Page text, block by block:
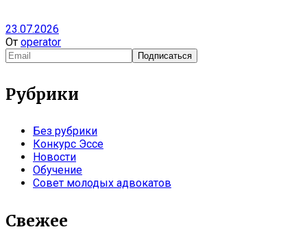
23.07.2026
От operator
Рубрики
Без рубрики
Конкурс Эссе
Новости
Обучение
Совет молодых адвокатов
Свежее